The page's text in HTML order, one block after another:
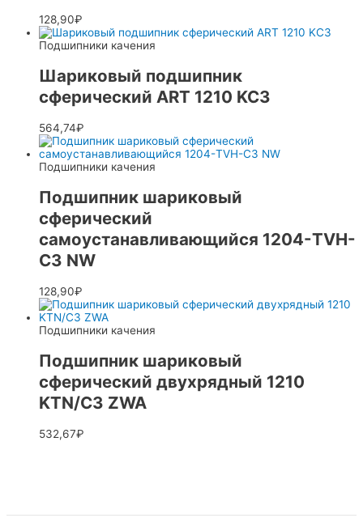
128,90₽
Подшипники качения
Шариковый подшипник
сферический ART 1210 KC3
564,74₽
Подшипники качения
Подшипник шариковый
сферический
самоустанавливающийся 1204-TVH-
C3 NW
128,90₽
Подшипники качения
Подшипник шариковый
сферический двухрядный 1210
KTN/C3 ZWA
532,67₽